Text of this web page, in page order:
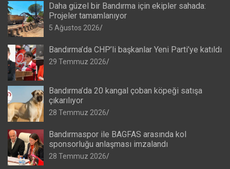
Daha güzel bir Bandırma için ekipler sahada:
Projeler tamamlanıyor
5 Ağustos 2026
Bandırma’da CHP’li başkanlar Yeni Parti’ye katıldı
29 Temmuz 2026
Bandırma’da 20 kangal çoban köpeği satışa
çıkarılıyor
28 Temmuz 2026
Bandırmaspor ile BAGFAS arasında kol
sponsorluğu anlaşması imzalandı
28 Temmuz 2026